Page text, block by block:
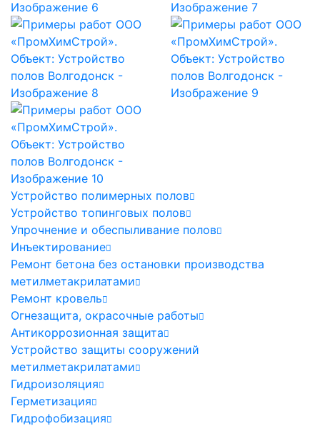
Устройство полимерных полов
Устройство топинговых полов
Упрочнение и обеспыливание полов
Инъектирование
Ремонт бетона без остановки производства
метилметакрилатами
Ремонт кровель
Огнезащита, окрасочные работы
Антикоррозионная защита
Устройство защиты сооружений
метилметакрилатами
Гидроизоляция
Герметизация
Гидрофобизация